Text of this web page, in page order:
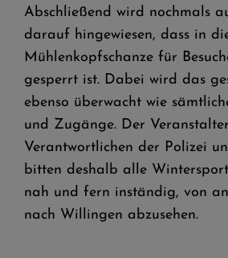
Abschließend wird nochmals
darauf hingewiesen, dass in
Mühlenkopfschanze für
gesperrt ist. Dabei wird das
ebenso überwacht wie
und Zugänge. Der
Verantwortlichen der Polizei
bitten deshalb alle
nah und fern inständig, von
nach Willingen abzusehen.